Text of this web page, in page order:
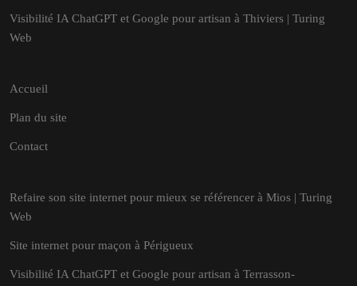
Visibilité IA ChatGPT et Google pour artisan à Thiviers | Turing
Web
Accueil
Plan du site
Contact
Refaire son site internet pour mieux se référencer à Mios | Turing
Web
Site internet pour maçon à Périgueux
Visibilité IA ChatGPT et Google pour artisan à Terrasson-